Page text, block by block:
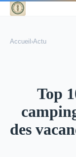
Accueil ›Actu
Top
des